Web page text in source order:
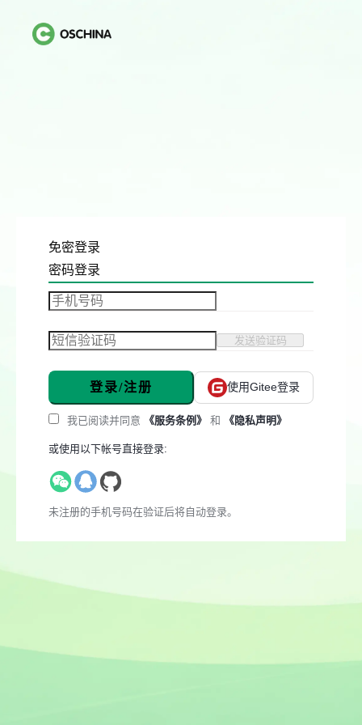
免密登录
密码登录
发送验证码
登录/注册 使用Gitee登录
我已阅读并同意 《服务条例》 和 《隐私声明》
或使用以下帐号直接登录:
未注册的手机号码在验证后将自动登录。